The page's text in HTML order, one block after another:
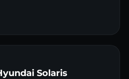
Solaris